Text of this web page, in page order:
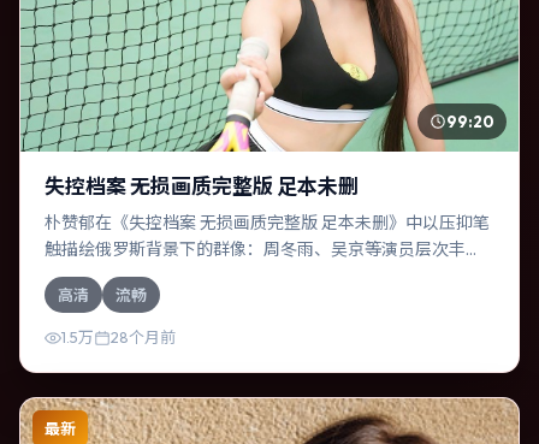
99:20
失控档案 无损画质完整版 足本未删
朴赞郁在《失控档案 无损画质完整版 足本未删》中以压抑笔
触描绘俄罗斯背景下的群像：周冬雨、吴京等演员层次丰
富。作为一部喜剧作品，故事从日常裂缝切入，逐步推向不
可逆转的结局；视听语言统一，情感落点克制有力。
高清 流畅
1.5万 28个月前
最新